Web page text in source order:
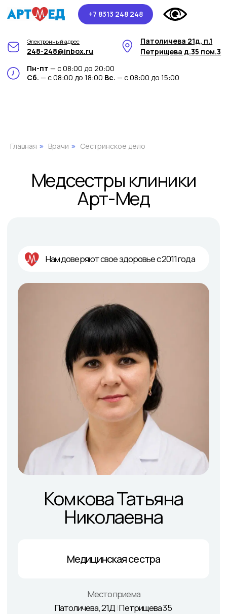
+7 8313 248 248
Пн-пт — с 08:00 до 20:00
Сб.— с 08:00 до 18:00Вс.— с 08:00 до 15:00
Главная » Врачи » Сестринское дело
Арт-Мед
Обратный звонок
Патоличева, 21Д Петрищева 35
Место приема
Комкова Татьяна
Николаевна
Медицинская сестра
Нам доверяют свое здоровье с 2011 года